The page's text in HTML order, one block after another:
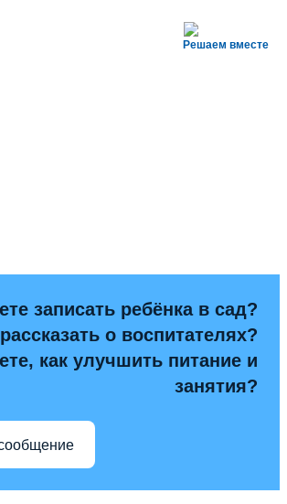
Решаем вместе
записать ребёнка в сад?
о воспитателях?
как улучшить питание и
занятия?